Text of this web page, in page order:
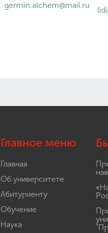
germin.alchem@mail.ru
Главное меню
Главная
Об университете
Абитуриенту
Обучение
Наука